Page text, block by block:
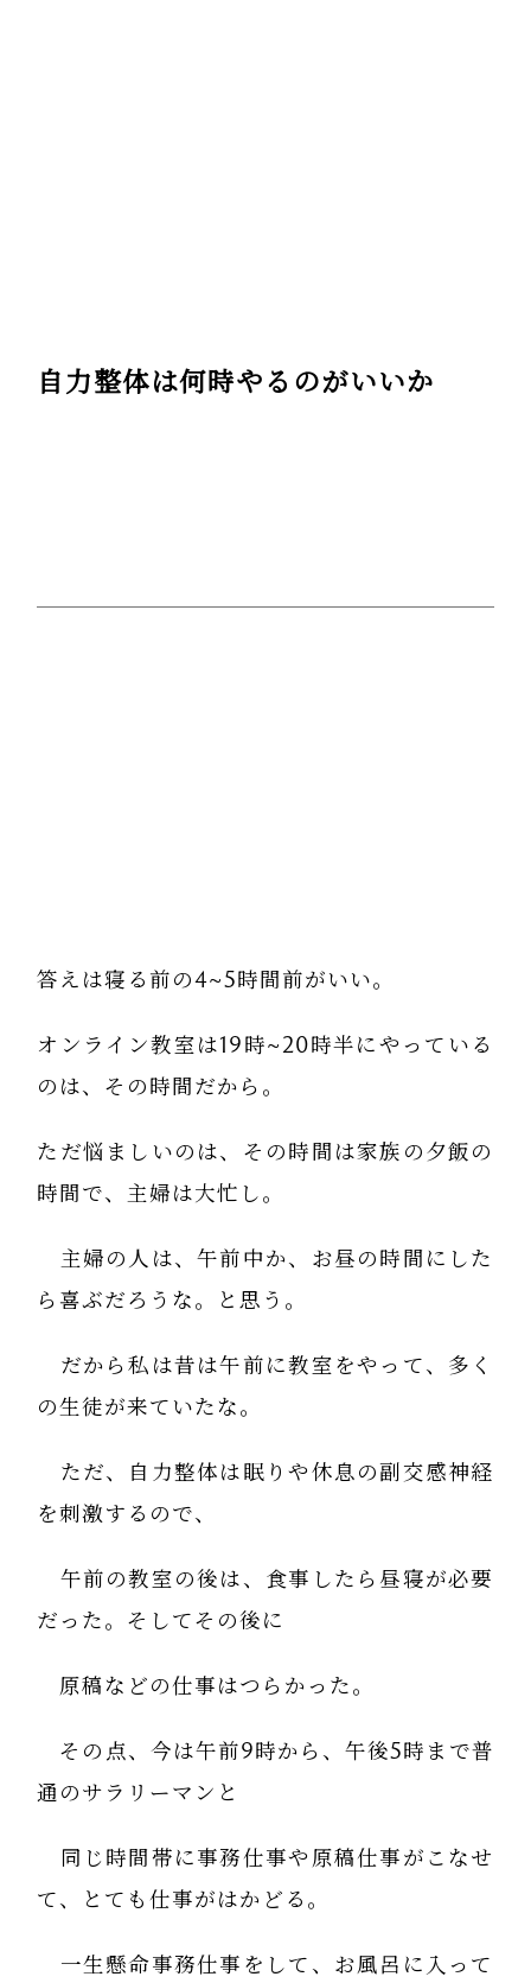
自力整体は何時やるのがいいか
答えは寝る前の4~5時間前がいい。
オンライン教室は19時~20時半にやっている
のは、その時間だから。
ただ悩ましいのは、その時間は家族の夕飯の
時間で、主婦は大忙し。
主婦の人は、午前中か、お昼の時間にした
ら喜ぶだろうな。と思う。
だから私は昔は午前に教室をやって、多く
の生徒が来ていたな。
ただ、自力整体は眠りや休息の副交感神経
を刺激するので、
午前の教室の後は、食事したら昼寝が必要
だった。そしてその後に
原稿などの仕事はつらかった。
その点、今は午前9時から、午後5時まで普
通のサラリーマンと
同じ時間帯に事務仕事や原稿仕事がこなせ
て、とても仕事がはかどる。
一生懸命事務仕事をして、お風呂に入って